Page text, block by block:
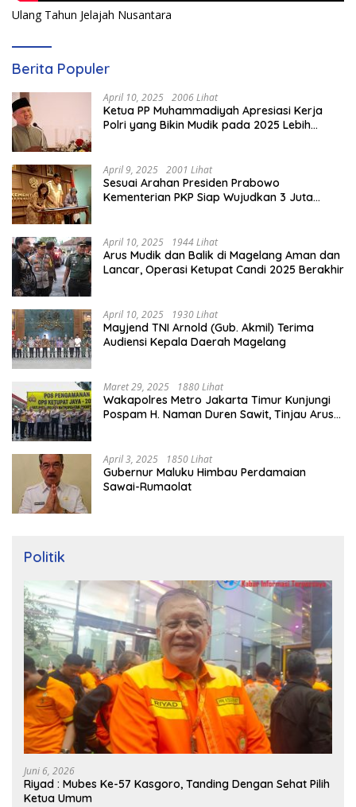
Ulang Tahun Jelajah Nusantara
Berita Populer
April 10, 2025 2006 Lihat
Ketua PP Muhammadiyah Apresiasi Kerja
Polri yang Bikin Mudik pada 2025 Lebih
April 9, 2025 2001 Lihat
Sesuai Arahan Presiden Prabowo
Kementerian PKP Siap Wujudkan 3 Juta
April 10, 2025 1944 Lihat
Arus Mudik dan Balik di Magelang Aman dan
Lancar, Operasi Ketupat Candi 2025 Berakhir
April 10, 2025 1930 Lihat
Mayjend TNI Arnold (Gub. Akmil) Terima
Audiensi Kepala Daerah Magelang
Maret 29, 2025 1880 Lihat
Wakapolres Metro Jakarta Timur Kunjungi
Pospam H. Naman Duren Sawit, Tinjau Arus
April 3, 2025 1850 Lihat
Gubernur Maluku Himbau Perdamaian
Sawai-Rumaolat
Politik
Juni 6, 2026
Riyad : Mubes Ke-57 Kasgoro, Tanding Dengan Sehat Pilih
Ketua Umum